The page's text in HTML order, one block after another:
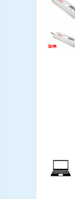
Incarcatori ac.
Incarcatori ac. Ni-
Incarcatori ac. Litiu